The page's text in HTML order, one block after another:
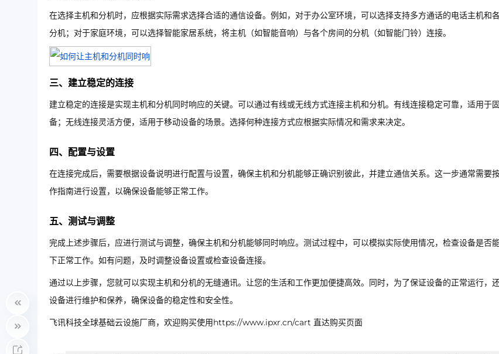
在选择主机和分机时，应根据实际需求选择合适的通信设备。例如，对于办公室环境，可以选择支持多方通话的电话主机和
分机；对于家庭环境，可以选择智能家居系统，将主机（如智能音响）与各个房间的分机（如智能门铃）连接。
三、建立稳定的连接
建立稳定的连接是实现主机和分机同时响应的关键。可以通过有线或无线方式连接主机和分机。有线连接稳定可靠，适用于
备；无线连接灵活方便，适用于移动设备的场景。选择何种连接方式应根据实际情况和需求来决定。
四、配置与设置
在连接完成后，需要根据设备说明进行配置与设置，确保主机和分机能够正确识别彼此，并建立通信关系。这一步通常需要
作指南进行设置，以确保设备能够正常工作。
五、测试与调整
完成上述步骤后，应进行测试与调整，确保主机和分机能够同时响应。测试过程中，可以模拟实际使用情况，检查设备是否
下正常工作。如有问题，及时调整设备设置或检查设备连接。
通过以上步骤，您就可以实现主机和分机的无缝通讯。让您的生活和工作更加便捷高效。同时，为了保证设备的正常运行，
设备进行维护和保养，确保设备的稳定性和安全性。
飞讯科技全球基础云设施厂商，欢迎购买使用https://www.ipxr.cn/cart 直达购买页面